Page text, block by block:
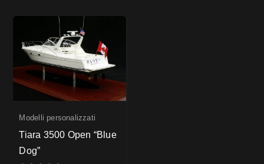
Modelli personalizzati
Tiara 3500 Open “Blue
Dog”